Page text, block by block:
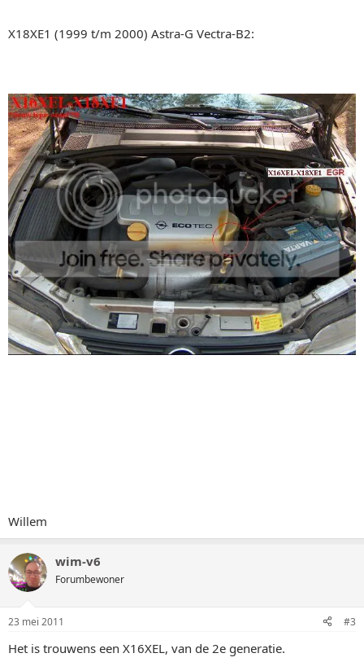
X18XE1 (1999 t/m 2000) Astra-G Vectra-B2:
Willem
wim-v6
Forumbewoner
23 mei 2011 #3
Het is trouwens een X16XEL, van de 2e generatie.